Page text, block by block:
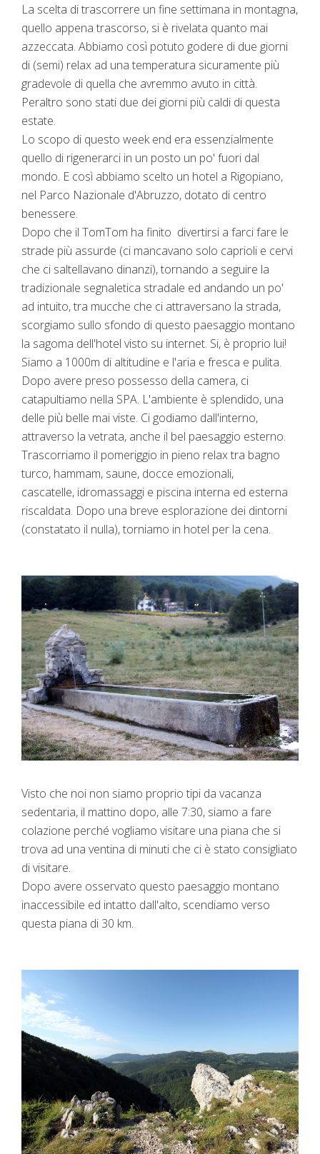
La scelta di trascorrere un fine settimana in montagna,
quello appena trascorso, si è rivelata quanto mai
azzeccata. Abbiamo così potuto godere di due giorni
di (semi) relax ad una temperatura sicuramente più
gradevole di quella che avremmo avuto in città.
Peraltro sono stati due dei giorni più caldi di questa
estate.
Lo scopo di questo week end era essenzialmente
quello di rigenerarci in un posto un po' fuori dal
mondo. E così abbiamo scelto un hotel a Rigopiano,
nel Parco Nazionale d'Abruzzo, dotato di centro
benessere.
Dopo che il TomTom ha finito divertirsi a farci fare le
strade più assurde (ci mancavano solo caprioli e cervi
che ci saltellavano dinanzi), tornando a seguire la
tradizionale segnaletica stradale ed andando un po'
ad intuito, tra mucche che ci attraversano la strada,
scorgiamo sullo sfondo di questo paesaggio montano
la sagoma dell'hotel visto su internet. Si, è proprio lui!
Siamo a 1000m di altitudine e l'aria e fresca e pulita.
Dopo avere preso possesso della camera, ci
catapultiamo nella SPA. L'ambiente è splendido, una
delle più belle mai viste. Ci godiamo dall'interno,
attraverso la vetrata, anche il bel paesaggio esterno.
Trascorriamo il pomeriggio in pieno relax tra bagno
turco, hammam, saune, docce emozionali,
cascatelle, idromassaggi e piscina interna ed esterna
riscaldata. Dopo una breve esplorazione dei dintorni
(constatato il nulla), torniamo in hotel per la cena.
Visto che noi non siamo proprio tipi da vacanza
sedentaria, il mattino dopo, alle 7:30, siamo a fare
colazione perché vogliamo visitare una piana che si
trova ad una ventina di minuti che ci è stato consigliato
di visitare.
Dopo avere osservato questo paesaggio montano
inaccessibile ed intatto dall'alto, scendiamo verso
questa piana di 30 km.